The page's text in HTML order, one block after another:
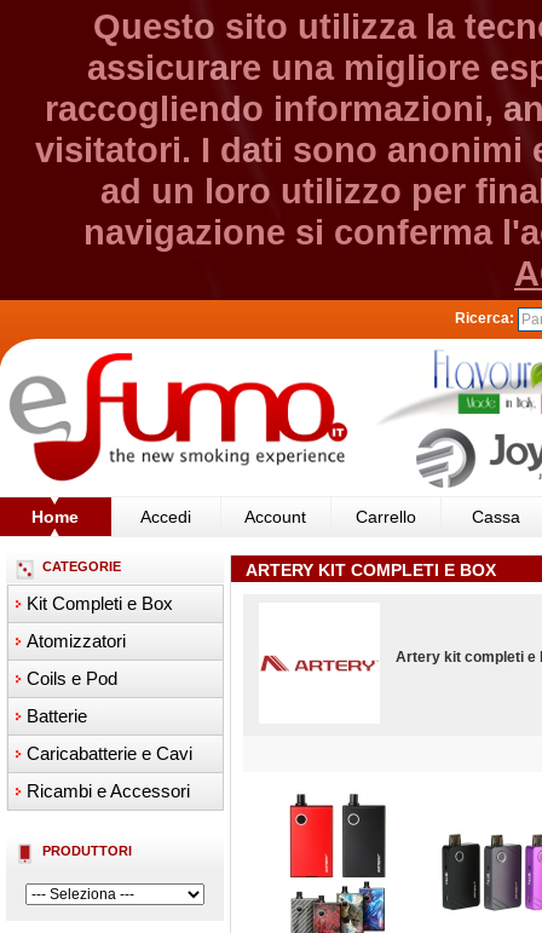
Questo sito utilizza la
assicurare una migliore
raccogliendo informazioni,
visitatori. I dati sono anonimi
ad un loro utilizzo per
navigazione si conferma
Ricerca:
Home Accedi Account Carrello Cassa
CATEGORIE
Kit Completi e Box
Atomizzatori
Coils e Pod
Batterie
Caricabatterie e Cavi
Ricambi e Accessori
PRODUTTORI
ARTERY KIT COMPLETI E BOX
Artery kit completi e